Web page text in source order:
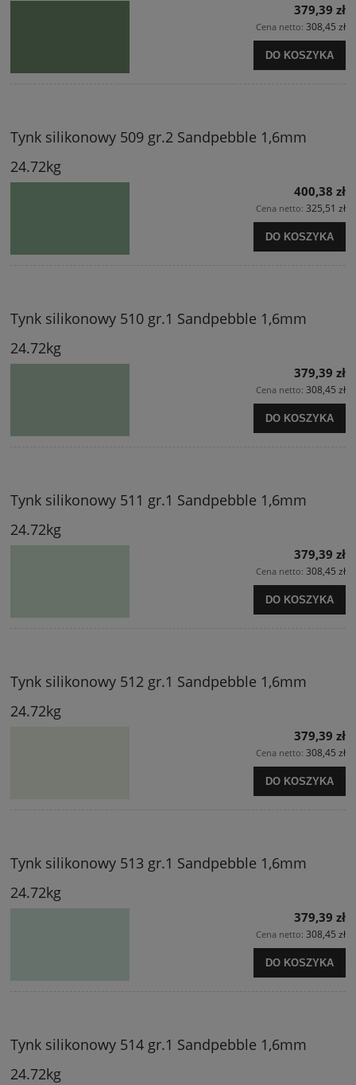
379,39 zł
Cena netto: 308,45 zł
DO KOSZYKA
Tynk silikonowy 509 gr.2 Sandpebble 1,6mm
24.72kg
400,38 zł
Cena netto: 325,51 zł
DO KOSZYKA
Tynk silikonowy 510 gr.1 Sandpebble 1,6mm
24.72kg
379,39 zł
Cena netto: 308,45 zł
DO KOSZYKA
Tynk silikonowy 511 gr.1 Sandpebble 1,6mm
24.72kg
379,39 zł
Cena netto: 308,45 zł
DO KOSZYKA
Tynk silikonowy 512 gr.1 Sandpebble 1,6mm
24.72kg
379,39 zł
Cena netto: 308,45 zł
DO KOSZYKA
Tynk silikonowy 513 gr.1 Sandpebble 1,6mm
24.72kg
379,39 zł
Cena netto: 308,45 zł
DO KOSZYKA
Tynk silikonowy 514 gr.1 Sandpebble 1,6mm
24.72kg